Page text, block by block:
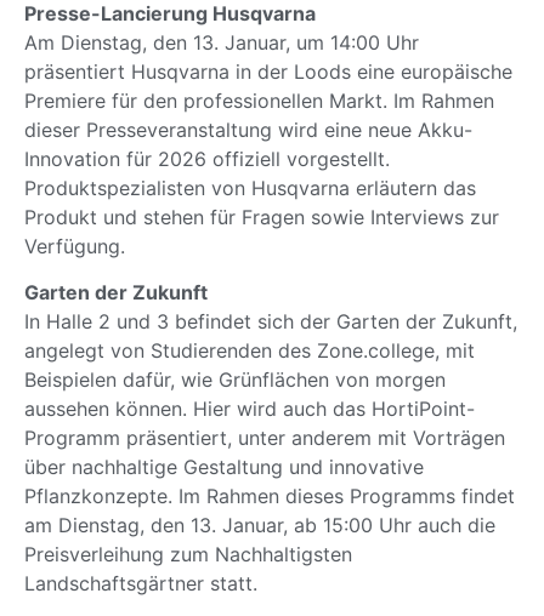
Presse-Lancierung Husqvarna
Am Dienstag, den 13. Januar, um 14:00 Uhr
präsentiert Husqvarna in der Loods eine europäische
Premiere für den professionellen Markt. Im Rahmen
dieser Presseveranstaltung wird eine neue Akku-
Innovation für 2026 offiziell vorgestellt.
Produktspezialisten von Husqvarna erläutern das
Produkt und stehen für Fragen sowie Interviews zur
Verfügung.
Garten der Zukunft
In Halle 2 und 3 befindet sich der Garten der Zukunft,
angelegt von Studierenden des Zone.college, mit
Beispielen dafür, wie Grünflächen von morgen
aussehen können. Hier wird auch das HortiPoint-
Programm präsentiert, unter anderem mit Vorträgen
über nachhaltige Gestaltung und innovative
Pflanzkonzepte. Im Rahmen dieses Programms findet
am Dienstag, den 13. Januar, ab 15:00 Uhr auch die
Preisverleihung zum Nachhaltigsten
Landschaftsgärtner statt.